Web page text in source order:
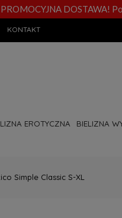
PROMOCYJNA DOSTAWA!
KONTAKT
EROTYCZNA BIELIZNA
Simple Classic S-XL